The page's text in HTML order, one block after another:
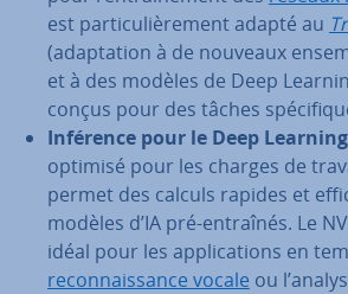
est par­ti­cu­liè­re­ment adapté au
(adap­ta­tion à de nouveaux
et à des modèles de Deep
conçus pour des tâches
Inférence pour le Deep Learning
optimisé pour les charges de
permet des calculs rapides et
modèles d’IA pré-entraînés. Le
idéal pour les ap­pli­ca­tions en
re­con­nais­sance vocale ou